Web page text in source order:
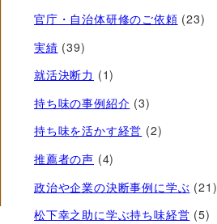
官庁・自治体研修のご依頼 (23)
実績 (39)
就活決断力 (1)
持ち味の事例紹介 (3)
持ち味を活かす経営​ (2)
推薦者の声 (4)
政治や企業の決断事例に学ぶ (21)
松下幸之助に学ぶ持ち味経営 (5)